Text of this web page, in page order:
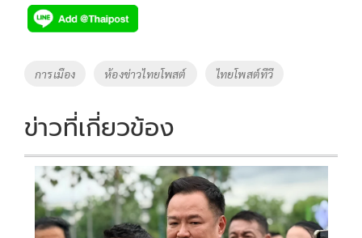
e
b
o
k
tt
er
p
y
Li
k
Tags
การเมือง ห้องข่าวไทยโพสต์ ไทยโพสต์ทีวี
ข่าวที่เกี่ยวข้อง